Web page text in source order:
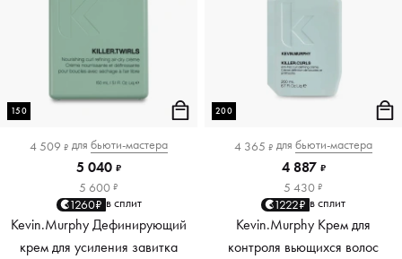
150
4 509 ₽ для бьюти-мастера
5 040 ₽
5 600 ₽
1260₽ в сплит
Kevin.Murphy Дефинирующий
крем для усиления завитка
200
4 365 ₽ для бьюти-мастера
4 887 ₽
5 430 ₽
1222₽ в сплит
Kevin.Murphy Крем для
контроля вьющихся волос